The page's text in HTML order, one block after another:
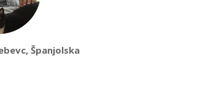
Španjolska